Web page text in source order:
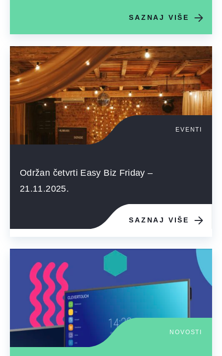
SAZNAJ VIŠE
EVENTI
Održan četvrti Easy Biz Friday –
21.11.2025.
SAZNAJ VIŠE
NOVOSTI